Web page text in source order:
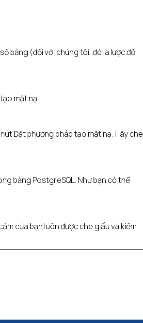
bảng (đối với chúng tôi, đó là lược đồ
mặt nạ.
Đặt phương pháp tạo mặt nạ. Hãy che
bảng PostgreSQL. Như bạn có thể
của bạn luôn được che giấu và kiểm